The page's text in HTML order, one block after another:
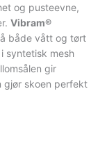
og pusteevne,
Vibram®
både vått og tørt
syntetisk mesh
gir
gjør skoen perfekt